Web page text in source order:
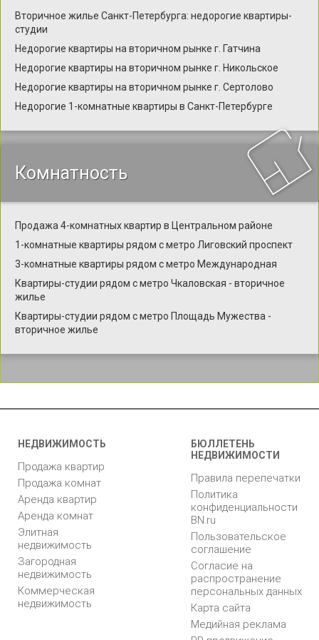
Вторичное жилье Санкт-Петербурга: недорогие квартиры-
студии
Недорогие квартиры на вторичном рынке г. Гатчина
Недорогие квартиры на вторичном рынке г. Никольское
Недорогие квартиры на вторичном рынке г. Сертолово
Недорогие 1-комнатные квартиры в Санкт-Петербурге
Комнатность
Продажа 4-комнатных квартир в Центральном районе
1-комнатные квартиры рядом с метро Лиговский проспект
3-комнатные квартиры рядом с метро Международная
Квартиры-студии рядом с метро Чкаловская - вторичное
жилье
Квартиры-студии рядом с метро Площадь Мужества -
вторичное жилье
НЕДВИЖИМОСТЬ
Продажа квартир
Продажа комнат
Аренда квартир
Аренда комнат
Элитная
недвижимость
Загородная
недвижимость
Коммерческая
недвижимость
БЮЛЛЕТЕНЬ
НЕДВИЖИМОСТИ
Правила перепечатки
Политика
конфиденциальности
BN.ru
Пользовательское
соглашение
Согласие на
распространение
персональных данных
Карта сайта
Медийная реклама